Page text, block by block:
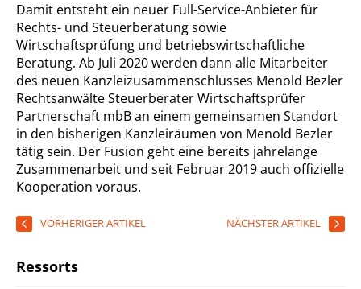
Damit entsteht ein neuer Full-Service-Anbieter für
Rechts- und Steuerberatung sowie
Wirtschaftsprüfung und betriebswirtschaftliche
Beratung. Ab Juli 2020 werden dann alle Mitarbeiter
des neuen Kanzleizusammenschlusses Menold Bezler
Rechtsanwälte Steuerberater Wirtschaftsprüfer
Partnerschaft mbB an einem gemeinsamen Standort
in den bisherigen Kanzleiräumen von Menold Bezler
tätig sein. Der Fusion geht eine bereits jahrelange
Zusammenarbeit und seit Februar 2019 auch offizielle
Kooperation voraus.
VORHERIGER ARTIKEL NÄCHSTER ARTIKEL
Ressorts